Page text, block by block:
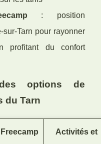
: position
Tarn pour rayonner
profitant du confort
options de
du Tarn
Freecamp
Activités et